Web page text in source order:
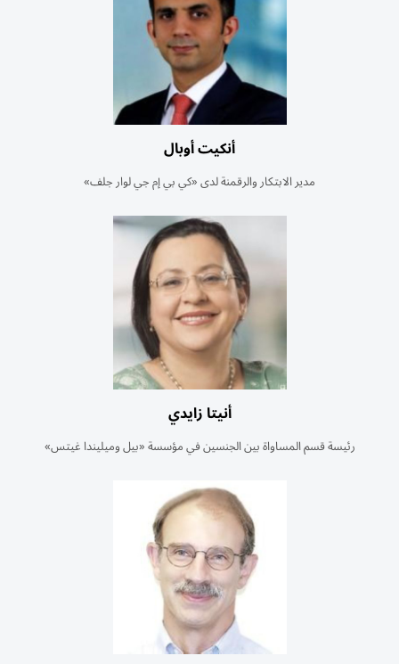
أنكيت أوبال
مدير الابتكار والرقمنة لدى «كي بي إم جي لوار جلف»
أنيتا زايدي
رئيسة قسم المساواة بين الجنسين في مؤسسة «بيل وميليندا غيتس»